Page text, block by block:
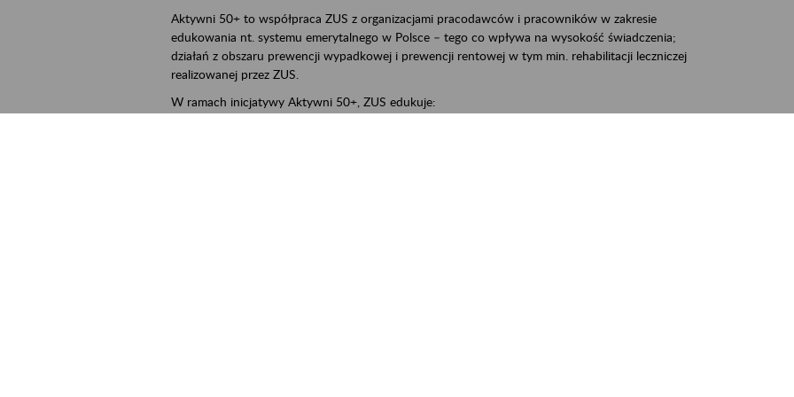
Aktywni 50+ to współpraca ZUS z organizacjami pracodawców i pracowników w zakresie
edukowania nt. systemu emerytalnego w Polsce – tego co wpływa na wysokość świadczenia;
działań z obszaru prewencji wypadkowej i prewencji rentowej w tym min. rehabilitacji leczniczej
realizowanej przez ZUS.
W ramach inicjatywy Aktywni 50+, ZUS edukuje: